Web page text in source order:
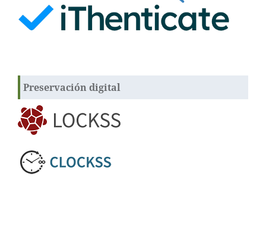
Preservación digital